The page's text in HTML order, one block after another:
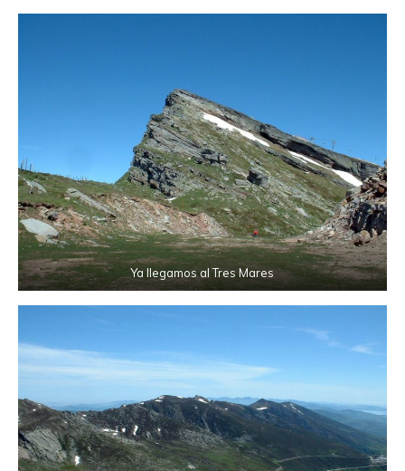
Ya llegamos al Tres Mares